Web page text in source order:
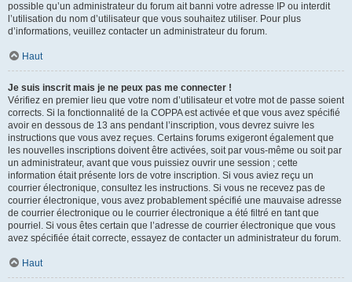
possible qu’un administrateur du forum ait banni votre adresse IP ou interdit
l’utilisation du nom d’utilisateur que vous souhaitez utiliser. Pour plus
d’informations, veuillez contacter un administrateur du forum.
Haut
Je suis inscrit mais je ne peux pas me connecter !
Vérifiez en premier lieu que votre nom d’utilisateur et votre mot de passe soient
corrects. Si la fonctionnalité de la COPPA est activée et que vous avez spécifié
avoir en dessous de 13 ans pendant l’inscription, vous devrez suivre les
instructions que vous avez reçues. Certains forums exigeront également que
les nouvelles inscriptions doivent être activées, soit par vous-même ou soit par
un administrateur, avant que vous puissiez ouvrir une session ; cette
information était présente lors de votre inscription. Si vous aviez reçu un
courrier électronique, consultez les instructions. Si vous ne recevez pas de
courrier électronique, vous avez probablement spécifié une mauvaise adresse
de courrier électronique ou le courrier électronique a été filtré en tant que
pourriel. Si vous êtes certain que l’adresse de courrier électronique que vous
avez spécifiée était correcte, essayez de contacter un administrateur du forum.
Haut